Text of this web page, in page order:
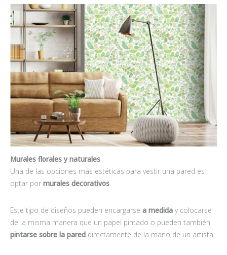
Murales florales y naturales
Una de las opciones más estéticas para vestir una pared es
optar por murales decorativos.
Este tipo de diseños pueden encargarse a medida y colocarse
de la misma manera que un papel pintado o pueden también
pintarse sobre la pared directamente de la mano de un artista.